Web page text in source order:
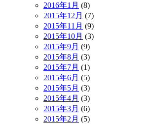
2016年1月 (8)
2015年12月 (7)
2015年11月 (9)
2015年10月 (3)
2015年9月 (9)
2015年8月 (3)
2015年7月 (1)
2015年6月 (5)
2015年5月 (3)
2015年4月 (3)
2015年3月 (6)
2015年2月 (5)